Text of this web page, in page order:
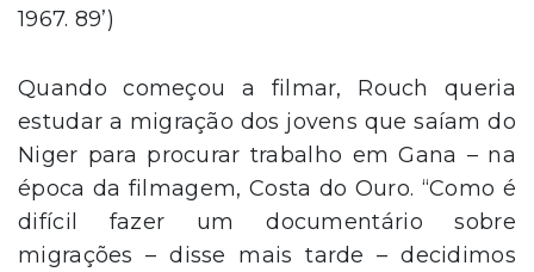
1967. 89’)
Quando começou a filmar, Rouch queria
estudar a migração dos jovens que saíam do
Niger para procurar trabalho em Gana – na
época da filmagem, Costa do Ouro. “Como é
difícil fazer um documentário sobre
migrações – disse mais tarde – decidimos